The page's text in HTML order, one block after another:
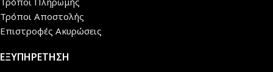
Τρόποι Αποστολής
Επιστροφές Ακυρώσεις
ΕΞΥΠΗΡΕΤΗΣΗ